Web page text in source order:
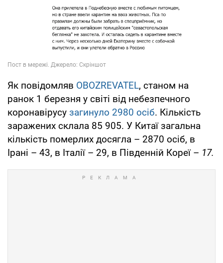
Як повідомляв OBOZREVATEL, станом на
ранок 1 березня у світі від небезпечного
коронавірусу загинуло 2980 осіб. Кількість
заражених склала 85 905. У Китаї загальна
кількість померлих досягла – 2870 осіб, в
Ірані – 43, в Італії – 29, в Південній Кореї – 17.